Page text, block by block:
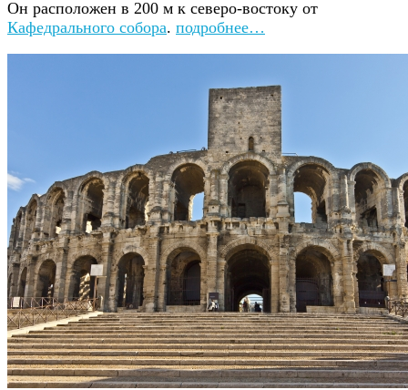
Он расположен в 200 м к северо-востоку от
Кафедрального собора. подробнее…